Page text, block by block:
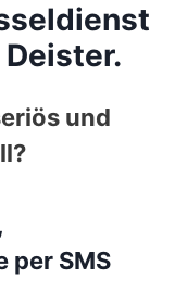
und
per SMS